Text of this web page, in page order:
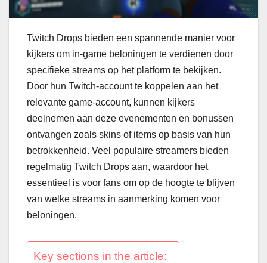
Twitch Drops bieden een spannende manier voor
kijkers om in-game beloningen te verdienen door
specifieke streams op het platform te bekijken.
Door hun Twitch-account te koppelen aan het
relevante game-account, kunnen kijkers
deelnemen aan deze evenementen en bonussen
ontvangen zoals skins of items op basis van hun
betrokkenheid. Veel populaire streamers bieden
regelmatig Twitch Drops aan, waardoor het
essentieel is voor fans om op de hoogte te blijven
van welke streams in aanmerking komen voor
beloningen.
Key sections in the article: